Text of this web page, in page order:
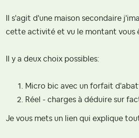
Il s'agit d'une maison secondaire
cette activité et vu le montant vous
Il y a deux choix possibles:
Micro bic avec un forfait
Réel - charges à déduire sur
Je vous mets un lien qui explique